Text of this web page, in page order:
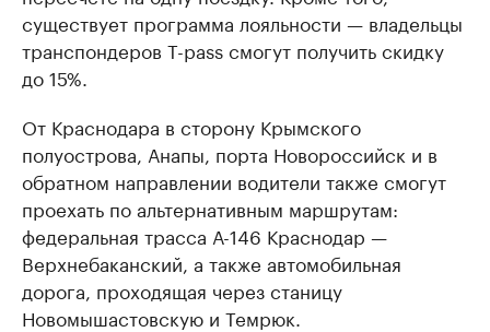
существует программа лояльности — владельцы
транспондеров T-pass смогут получить скидку
до 15%.
От Краснодара в сторону Крымского
полуострова, Анапы, порта Новороссийск и в
обратном направлении водители также смогут
проехать по альтернативным маршрутам:
федеральная трасса А-146 Краснодар —
Верхнебаканский, а также автомобильная
дорога, проходящая через станицу
Новомышастовскую и Темрюк.